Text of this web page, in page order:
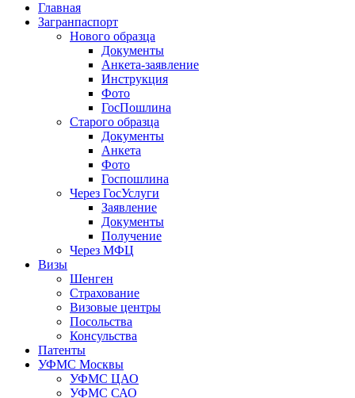
Главная
Загранпаспорт
Нового образца
Документы
Анкета-заявление
Инструкция
Фото
ГосПошлина
Старого образца
Документы
Анкета
Фото
Госпошлина
Через ГосУслуги
Заявление
Документы
Получение
Через МФЦ
Визы
Шенген
Страхование
Визовые центры
Посольства
Консульства
Патенты
УФМС Москвы
УФМС ЦАО
УФМС САО